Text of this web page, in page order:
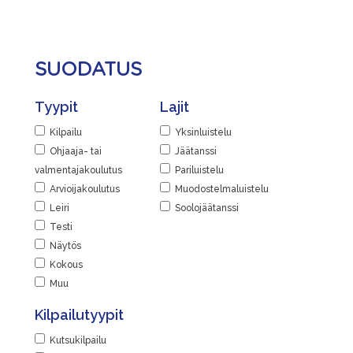
Näytä lisätiedot
Jaa
|
Linkit
Lisätiedot
Näytä lisätiedot
Jaa
|
SUODATUS
Tyypit
Kilpailu
Ohjaaja- tai
valmentajakoulutus
Arvioijakoulutus
Leiri
Testi
Näytös
Kokous
Muu
Lajit
Yksinluistelu
Jäätanssi
Pariluistelu
Muodostelmaluistelu
Soolojäätanssi
Kilpailutyypit
Kutsukilpailu